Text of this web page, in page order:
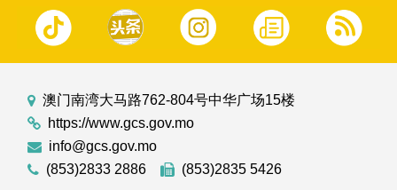
澳门南湾大马路762-804号中华广场15楼
https://www.gcs.gov.mo
info@gcs.gov.mo
(853)2833 2886
(853)2835 5426